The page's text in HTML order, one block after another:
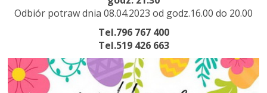
Odbiór potraw dnia 08.04.2023 od godz.16.00 do 20.00
Tel.796 767 400
Tel.519 426 663